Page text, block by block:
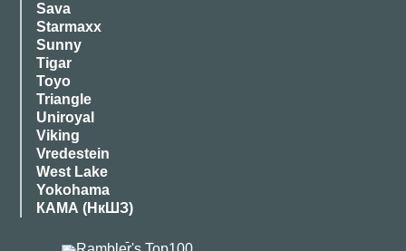
Sava
Starmaxx
Sunny
Tigar
Toyo
Triangle
Uniroyal
Viking
Vredestein
West Lake
Yokohama
КАМА (НкШЗ)